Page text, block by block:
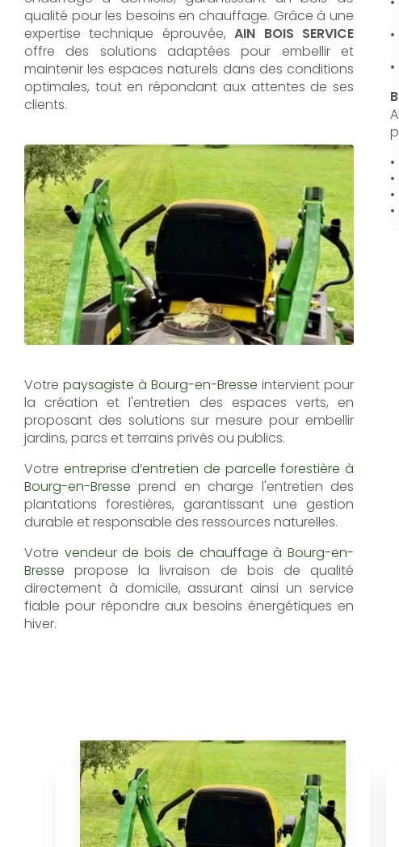
qualité pour les besoins en chauffage. Grâce à une
expertise technique éprouvée,AIN BOIS SERVICE
offre des solutions adaptées pour embellir et
maintenir les espaces naturels dans des conditions
optimales, tout en répondant aux attentes de ses
clients.
Votre paysagiste à Bourg-en-Bresse intervient pour
la création et l'entretien des espaces verts, en
proposant des solutions sur mesure pour embellir
jardins, parcs et terrains privés ou publics.
Votre entreprise d’entretien de parcelle forestière à
Bourg-en-Bresse prend en charge l'entretien des
plantations forestières, garantissant une gestion
durable et responsable des ressources naturelles.
Votre vendeur de bois de chauffage à Bourg-en-
Bresse propose la livraison de bois de qualité
directement à domicile, assurant ainsi un service
fiable pour répondre aux besoins énergétiques en
hiver.